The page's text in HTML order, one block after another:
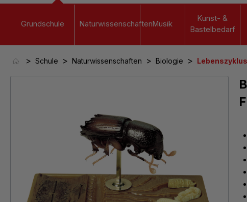
Grundschule NaturwissenschaftenMusik
Kunst- &
Bastelbedarf
> Schule > Naturwissenschaften > Biologie > Lebenszyklus